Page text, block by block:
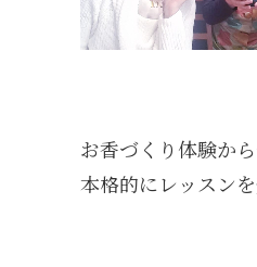
お香づくり体験から
本格的にレッスン